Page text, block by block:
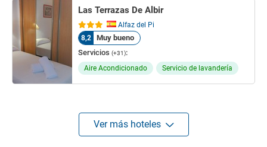
Las Terrazas De Albir
Alfaz del Pi
8,2
Muy bueno
Servicios (+31):
Aire Acondicionado Servicio de lavandería
Ver más hoteles